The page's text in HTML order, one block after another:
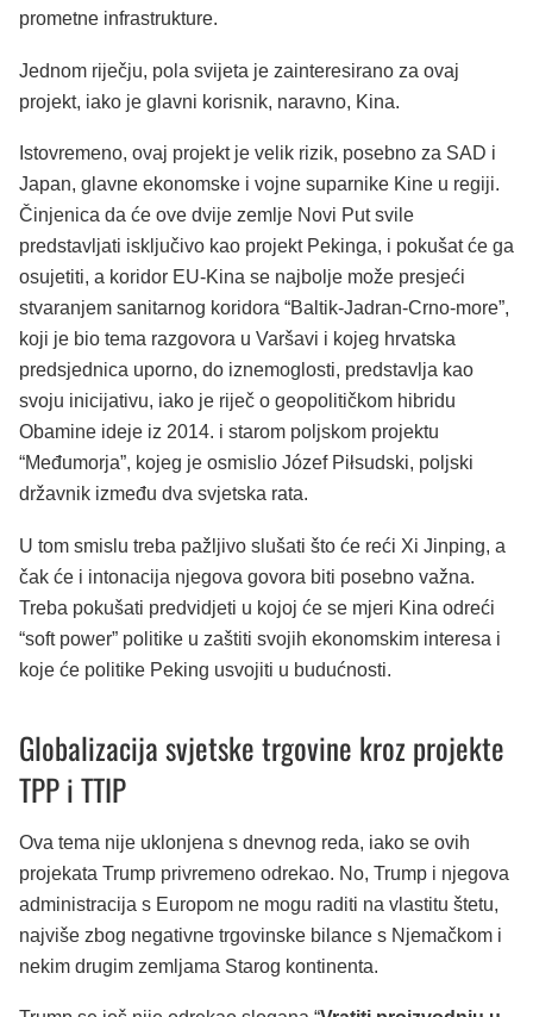
prometne infrastrukture.
Jednom riječju, pola svijeta je zainteresirano za ovaj
projekt, iako je glavni korisnik, naravno, Kina.
Istovremeno, ovaj projekt je velik rizik, posebno za SAD i
Japan, glavne ekonomske i vojne suparnike Kine u regiji.
Činjenica da će ove dvije zemlje Novi Put svile
predstavljati isključivo kao projekt Pekinga, i pokušat će ga
osujetiti, a koridor EU-Kina se najbolje može presjeći
stvaranjem sanitarnog koridora “Baltik-Jadran-Crno-more”,
koji je bio tema razgovora u Varšavi i kojeg hrvatska
predsjednica uporno, do iznemoglosti, predstavlja kao
svoju inicijativu, iako je riječ o geopolitičkom hibridu
Obamine ideje iz 2014. i starom poljskom projektu
“Međumorja”, kojeg je osmislio Józef Piłsudski, poljski
državnik između dva svjetska rata.
U tom smislu treba pažljivo slušati što će reći Xi Jinping, a
čak će i intonacija njegova govora biti posebno važna.
Treba pokušati predvidjeti u kojoj će se mjeri Kina odreći
“soft power” politike u zaštiti svojih ekonomskim interesa i
koje će politike Peking usvojiti u budućnosti.
Globalizacija svjetske trgovine kroz projekte
TPP i TTIP
Ova tema nije uklonjena s dnevnog reda, iako se ovih
projekata Trump privremeno odrekao. No, Trump i njegova
administracija s Europom ne mogu raditi na vlastitu štetu,
najviše zbog negativne trgovinske bilance s Njemačkom i
nekim drugim zemljama Starog kontinenta.